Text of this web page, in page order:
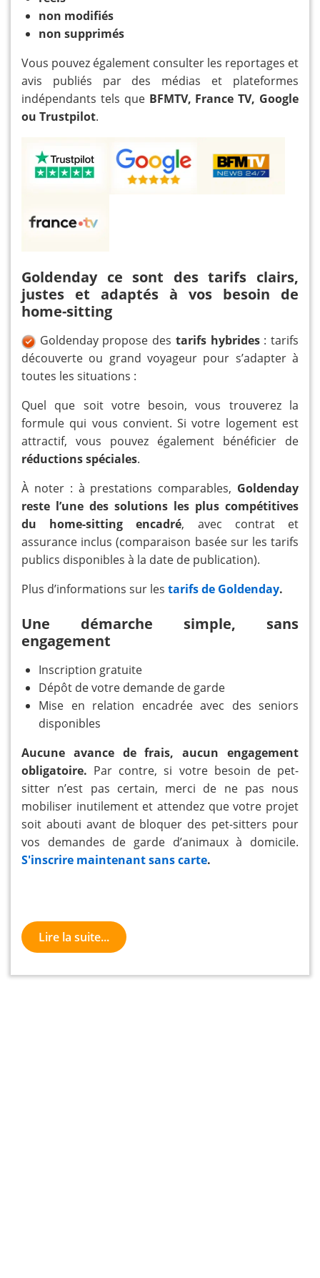
non modifiés
non supprimés
Vous pouvez également consulter les reportages et
avis publiés par des médias et plateformes
indépendants tels que BFMTV, France TV, Google
ou Trustpilot.
Goldenday ce sont des tarifs clairs,
justes et adaptés à vos besoin de
home-sitting
Goldenday propose des tarifs hybrides: tarifs
découverte ou grand voyageur pour s’adapter à
toutes les situations :
Quel que soit votre besoin, vous trouverez la
formule qui vous convient. Si votre logement est
attractif, vous pouvez également bénéficier de
réductions spéciales.
À noter : à prestations comparables, Goldenday
reste l’une des solutions les plus compétitives
du home-sitting encadré, avec contrat et
assurance inclus (comparaison basée sur les tarifs
publics disponibles à la date de publication).
Plus d’informations sur les tarifs de Goldenday.
Une démarche simple, sans
engagement
Inscription gratuite
Dépôt de votre demande de garde
Mise en relation encadrée avec des seniors
disponibles
Aucune avance de frais, aucun engagement
obligatoire. Par contre, si votre besoin de pet-
sitter n’est pas certain, merci de ne pas nous
mobiliser inutilement et attendez que votre projet
soit abouti avant de bloquer des pet-sitters pour
vos demandes de garde d’animaux à domicile.
S'inscrire maintenant sans carte.
Lire la suite...